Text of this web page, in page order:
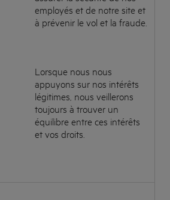
employés et de notre site et
à prévenir le vol et la fraude.
Lorsque nous nous
appuyons sur nos intérêts
légitimes, nous veillerons
toujours à trouver un
équilibre entre ces intérêts
et vos droits.